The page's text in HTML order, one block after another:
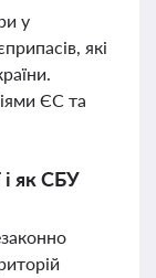
у
які
ЄС та
як СБУ